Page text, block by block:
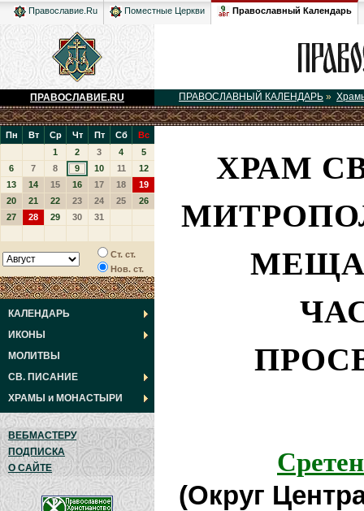
Православие.Ru Поместные Церкви Православный Календарь
ПРАВОСЛАВИЕ.RU ПРАВОСЛАВНЫЙ КАЛЕНДАРЬ »
Пн Вт Ср Чт Пт Сб
Вс
1
2 3 4
5
6
7 8 9 10 11
12
13
14 15 16 17 18
19
20
21 22 23 24 25
26
27
28 29 30 31
Ст. ст.
Нов. ст.
КАЛЕНДАРЬ
ИКОНЫ
МОЛИТВЫ
СВ. ПИСАНИЕ
ХРАМЫ и МОНАСТЫРИ
ВЕБМАСТЕРУ
ПОДПИСКА
О САЙТЕ
ХРАМ
(Округ